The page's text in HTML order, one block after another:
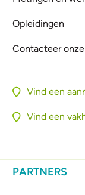
Opleidingen
Contacteer
Vind een
Vind een
PARTNERS